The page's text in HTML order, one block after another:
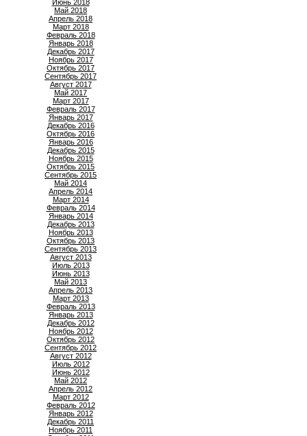
Июнь 2018
Май 2018
Апрель 2018
Март 2018
Февраль 2018
Январь 2018
Декабрь 2017
Ноябрь 2017
Октябрь 2017
Сентябрь 2017
Август 2017
Май 2017
Март 2017
Февраль 2017
Январь 2017
Декабрь 2016
Октябрь 2016
Январь 2016
Декабрь 2015
Ноябрь 2015
Октябрь 2015
Сентябрь 2015
Май 2014
Апрель 2014
Март 2014
Февраль 2014
Январь 2014
Декабрь 2013
Ноябрь 2013
Октябрь 2013
Сентябрь 2013
Август 2013
Июль 2013
Июнь 2013
Май 2013
Апрель 2013
Март 2013
Февраль 2013
Январь 2013
Декабрь 2012
Ноябрь 2012
Октябрь 2012
Сентябрь 2012
Август 2012
Июль 2012
Июнь 2012
Май 2012
Апрель 2012
Март 2012
Февраль 2012
Январь 2012
Декабрь 2011
Ноябрь 2011